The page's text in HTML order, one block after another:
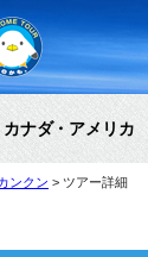
カナダ・アメリカ
ンクン ツアー詳細